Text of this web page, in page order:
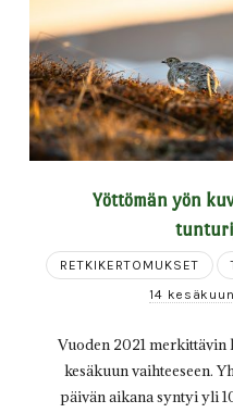
Yöttömän yön
RETKIKERTOMUKSET
14
Vuoden 2021
kesäkuun vaihteeseen.
päivän aikana syntyi yli